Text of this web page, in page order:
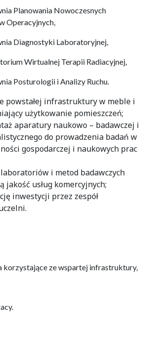
Planowania Nowoczesnych
Operacyjnych,
Diagnostyki Laboratoryjnej,
Wirtualnej Terapii Radiacyjnej,
Posturologii i Analizy Ruchu.
powstałej infrastruktury w meble i
użytkowanie pomieszczeń;
aparatury naukowo – badawczej i
do prowadzenia badań w
gospodarczej i naukowych prac
i metod badawczych
jakość usług komercyjnych;
inwestycji przez zespół
korzystające ze wspartej infrastruktury,